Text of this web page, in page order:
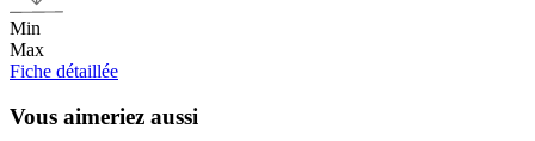
Min
Max
Fiche détaillée
Vous aimeriez aussi